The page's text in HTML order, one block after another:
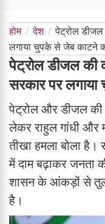
होम देश
पेट्रोल डीजल
लगाया चुपके से जेब काटने
पेट्रोल डीजल की
सरकार पर
पेट्रोल और डीजल की
लेकर राहुल गांधी और
तीखा हमला बोला है।
में दाम बढ़ाकर जनता
शासन के आंकड़ों से
है।